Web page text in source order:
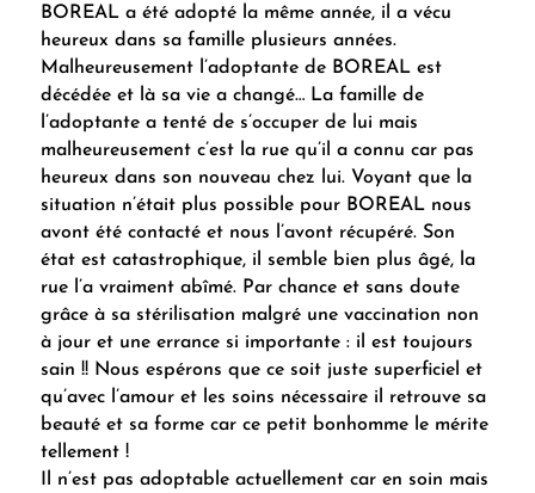
BOREAL a été adopté la même année, il a vécu
heureux dans sa famille plusieurs années.
Malheureusement l’adoptante de BOREAL est
décédée et là sa vie a changé… La famille de
l’adoptante a tenté de s’occuper de lui mais
malheureusement c’est la rue qu’il a connu car pas
heureux dans son nouveau chez lui. Voyant que la
situation n’était plus possible pour BOREAL nous
avont été contacté et nous l’avont récupéré. Son
état est catastrophique, il semble bien plus âgé, la
rue l’a vraiment abîmé. Par chance et sans doute
grâce à sa stérilisation malgré une vaccination non
à jour et une errance si importante : il est toujours
sain !! Nous espérons que ce soit juste superficiel et
qu’avec l’amour et les soins nécessaire il retrouve sa
beauté et sa forme car ce petit bonhomme le mérite
tellement !
Il n’est pas adoptable actuellement car en soin mais